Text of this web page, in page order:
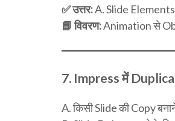
✅ उत्तर:A. Slide
📘 विवरण:Animation से
7. Impress में
A. किसी Slide की Copy